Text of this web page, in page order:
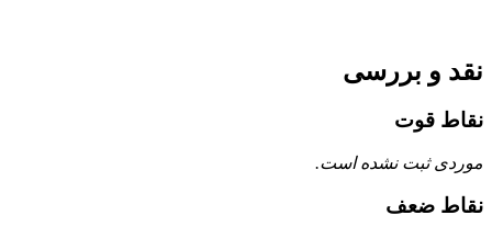
نقد و بررسی
نقاط قوت
موردی ثبت نشده است.
نقاط ضعف